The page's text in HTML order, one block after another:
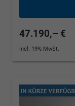
47.190,– €
incl. 19% MwSt.